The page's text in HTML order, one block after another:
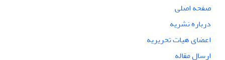
صفحه اصلی
درباره نشریه
اعضای هیات تحریریه
ارسال مقاله